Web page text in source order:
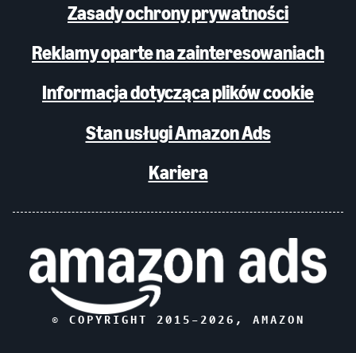
Zasady ochrony prywatności
Reklamy oparte na zainteresowaniach
Informacja dotycząca plików cookie
Stan usługi Amazon Ads
Kariera
© COPYRIGHT 2015– 2026 , AMAZON